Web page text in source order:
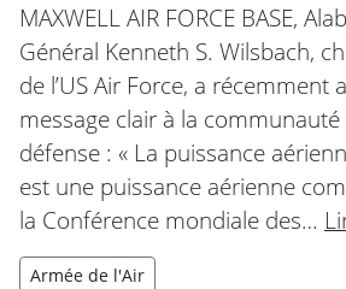
MAXWELL AIR FORCE BASE,
Général Kenneth S. Wilsbach,
de l’US Air Force, a récemment
message clair à la
défense : « La puissance
est une puissance aérienne
la Conférence mondiale des…
Armée de l'Air